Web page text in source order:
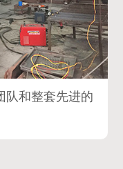
和整套先进的